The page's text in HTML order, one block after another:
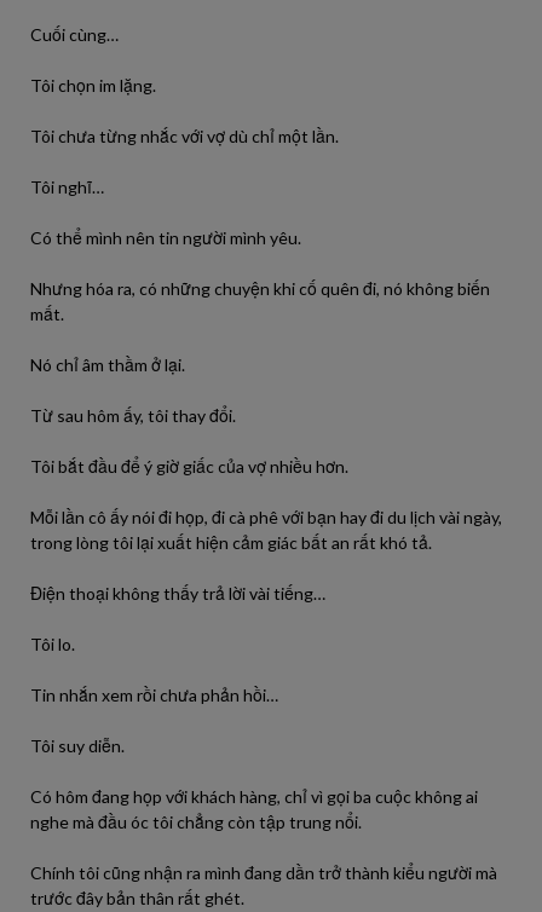
Cuối cùng…
Tôi chọn im lặng.
Tôi chưa từng nhắc với vợ dù chỉ một lần.
Tôi nghĩ…
Có thể mình nên tin người mình yêu.
Nhưng hóa ra, có những chuyện khi cố quên đi, nó không biến
mất.
Nó chỉ âm thầm ở lại.
Từ sau hôm ấy, tôi thay đổi.
Tôi bắt đầu để ý giờ giấc của vợ nhiều hơn.
Mỗi lần cô ấy nói đi họp, đi cà phê với bạn hay đi du lịch vài ngày,
trong lòng tôi lại xuất hiện cảm giác bất an rất khó tả.
Điện thoại không thấy trả lời vài tiếng…
Tôi lo.
Tin nhắn xem rồi chưa phản hồi…
Tôi suy diễn.
Có hôm đang họp với khách hàng, chỉ vì gọi ba cuộc không ai
nghe mà đầu óc tôi chẳng còn tập trung nổi.
Chính tôi cũng nhận ra mình đang dần trở thành kiểu người mà
trước đây bản thân rất ghét.